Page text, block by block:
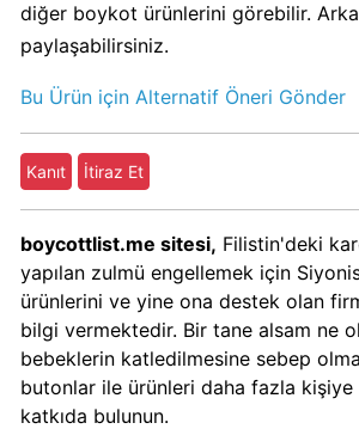
Lay's
mu?
Lay's
Kimin
Sahibi
Kim?
Nestle
Boykot
mu?
Nestle
Kimin
diğer boykot ürünlerini görebilir.
paylaşabilirsiniz.
Bu Ürün için Alternatif Öneri Gönder
Kanıt İtiraz Et
boycottlist.me sitesi, Filistin'deki
yapılan zulmü engellemek için
ürünlerini ve yine ona destek olan
bilgi vermektedir. Bir tane alsam ne
bebeklerin katledilmesine sebep
butonlar ile ürünleri daha fazla kişiye
katkıda bulunun.